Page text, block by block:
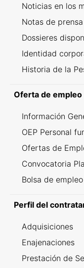
Noticias en los
Notas de prensa
Dossieres
Identidad
Historia de la
Oferta de empleo
Información
OEP Personal
Ofertas de
Convocatoria
Bolsa de empleo
Perfil del
Adquisiciones
Enajenaciones
Prestación de